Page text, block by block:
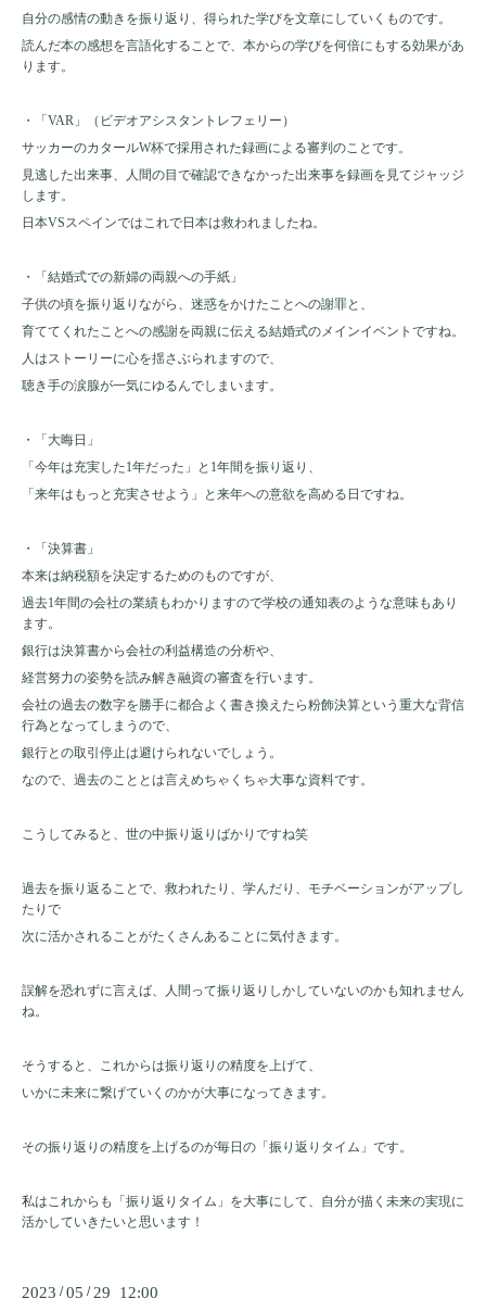
自分の感情の動きを振り返り、得られた学びを文章にしていくものです。
読んだ本の感想を言語化することで、本からの学びを何倍にもする効果があ
ります。
・「VAR 」（ビデオアシスタントレフェリー）
サッカーのカタールW杯で採用された録画による審判のことです。
見逃した出来事、人間の目で確認できなかった出来事を録画を見てジャッジ
します。
日本VS スペインではこれで日本は救われましたね。
・「結婚式での新婦の両親への手紙」
子供の頃を振り返りながら、迷惑をかけたことへの謝罪と、
育ててくれたことへの感謝を両親に伝える結婚式のメインイベントですね。
人はストーリーに心を揺さぶられますので、
聴き手の涙腺が一気にゆるんでしまいます。
・「大晦日」
「今年は充実した1年だった」と 1年間を振り返り、
「来年はもっと充実させよう」と来年への意欲を高める日ですね。
・「決算書」
本来は納税額を決定するためのものですが、
過去1年間の会社の業績もわかりますので学校の通知表のような意味もあり
ます。
銀行は決算書から会社の利益構造の分析や、
経営努力の姿勢を読み解き融資の審査を行います。
会社の過去の数字を勝手に都合よく書き換えたら粉飾決算という重大な背信
行為となってしまうので、
銀行との取引停止は避けられないでしょう。
なので、過去のこととは言えめちゃくちゃ大事な資料です。
こうしてみると、世の中振り返りばかりですね笑
過去を振り返ることで、救われたり、学んだり、モチベーションがアップし
たりで
次に活かされることがたくさんあることに気付きます。
誤解を恐れずに言えば、人間って振り返りしかしていないのかも知れません
ね。
そうすると、これからは振り返りの精度を上げて、
いかに未来に繋げていくのかが大事になってきます。
その振り返りの精度を上げるのが毎日の「振り返りタイム」です。
私はこれからも「振り返りタイム」を大事にして、自分が描く未来の実現に
活かしていきたいと思います！
2023 /05 / 29 12:00